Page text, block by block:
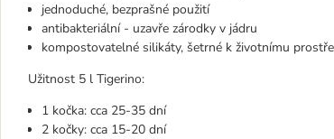
jednoduché, bezprašné použití
antibakteriální - uzavře zárodky v jádru
kompostovatelné silikáty, šetrné k životnímu
Užitnost 5 l Tigerino:
1 kočka: cca 25-35 dní
2 kočky: cca 15-20 dní